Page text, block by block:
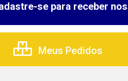
se para receber
Meus Pedidos